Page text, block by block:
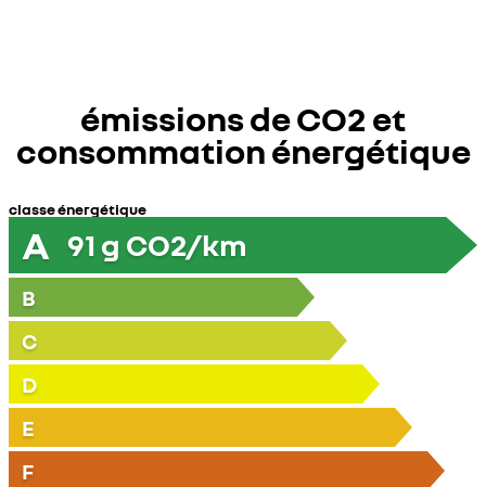
émissions de CO2 et
consommation énergétique
classe énergétique
A 91 g CO2/km
B
C
D
E
F